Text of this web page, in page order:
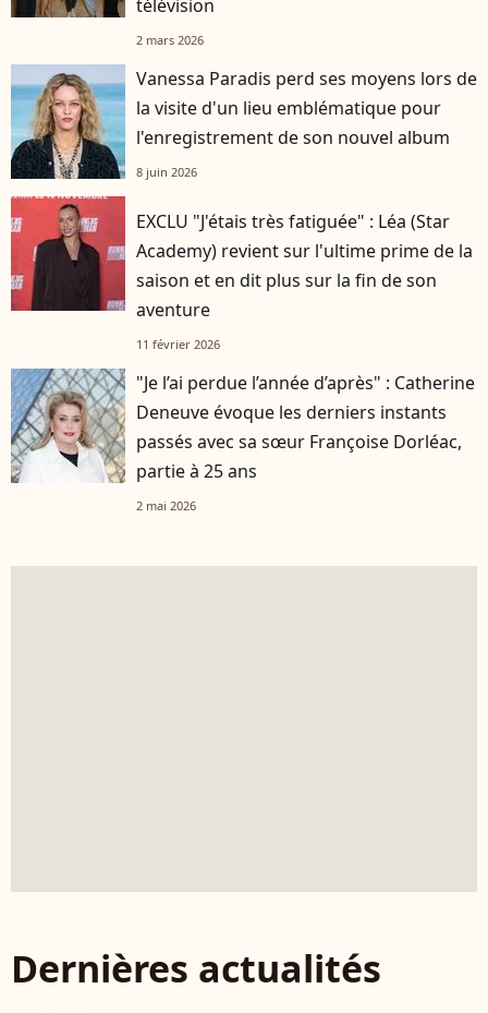
télévision
2 mars 2026
Vanessa Paradis perd ses moyens lors de
la visite d'un lieu emblématique pour
l'enregistrement de son nouvel album
8 juin 2026
EXCLU "J'étais très fatiguée" : Léa (Star
Academy) revient sur l'ultime prime de la
saison et en dit plus sur la fin de son
aventure
11 février 2026
"Je l’ai perdue l’année d’après" : Catherine
Deneuve évoque les derniers instants
passés avec sa sœur Françoise Dorléac,
partie à 25 ans
2 mai 2026
Dernières actualités